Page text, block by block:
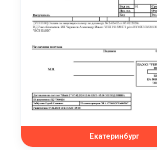
Екатеринбург